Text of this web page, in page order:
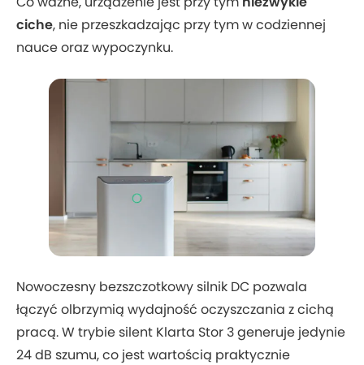
ciche, nie przeszkadzając przy tym w codziennej
nauce oraz wypoczynku.
Nowoczesny bezszczotkowy silnik DC pozwala
łączyć olbrzymią wydajność oczyszczania z cichą
pracą. W trybie silent Klarta Stor 3 generuje jedynie
24 dB szumu, co jest wartością praktycznie